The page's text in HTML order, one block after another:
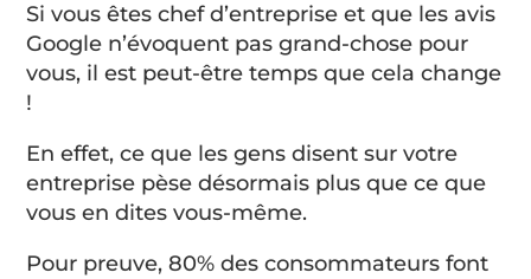
Si vous êtes chef d’entreprise et que les avis
Google n’évoquent pas grand-chose pour
vous, il est peut-être temps que cela change
!
En effet, ce que les gens disent sur votre
entreprise pèse désormais plus que ce que
vous en dites vous-même.
Pour preuve, 80% des consommateurs font